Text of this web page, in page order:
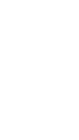
Fenerbahce